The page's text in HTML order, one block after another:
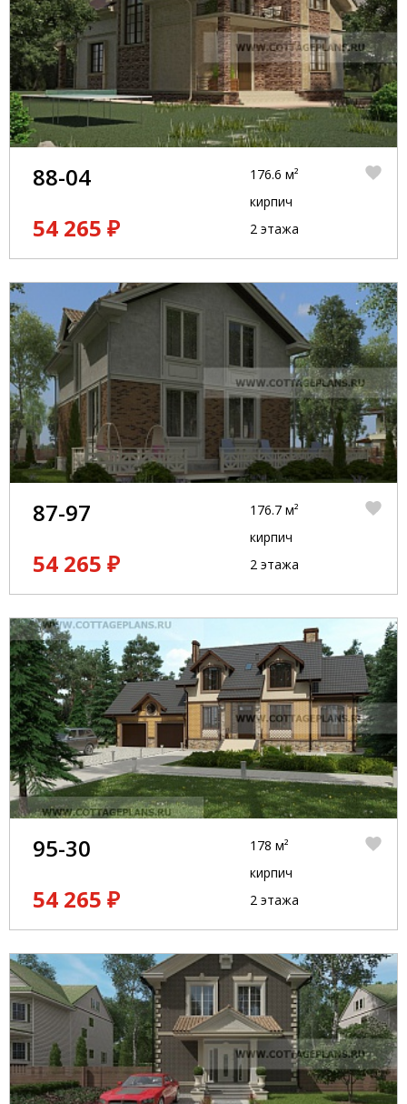
88-04
54 265 ₽
176.6 м²
кирпич
2 этажа
87-97
54 265 ₽
176.7 м²
кирпич
2 этажа
95-30
54 265 ₽
178 м²
кирпич
2 этажа